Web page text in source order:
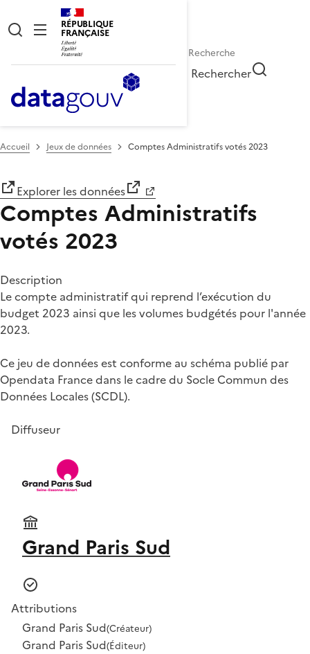
RÉPUBLIQUE
FRANÇAISE
Rechercher
Accueil Jeux de données Comptes Administratifs votés 2023
Explorer les données
Comptes Administratifs
votés 2023
Description
Le compte administratif qui reprend l’exécution du
budget 2023 ainsi que les volumes budgétés pour l'année
2023.
Ce jeu de données est conforme au schéma publié par
Opendata France dans le cadre du Socle Commun des
Données Locales (SCDL).
Diffuseur
Grand Paris Sud
Attributions
Grand Paris Sud(Créateur)
Grand Paris Sud(Éditeur)